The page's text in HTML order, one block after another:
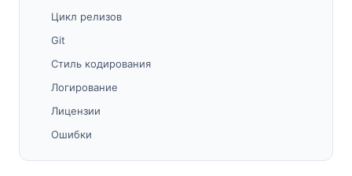
Цикл релизов
Git
Стиль кодирования
Логирование
Лицензии
Ошибки